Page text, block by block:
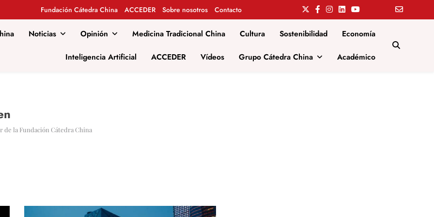
Fundación Cátedra China ACCEDER Sobre nosotros Contacto
Noticias Opinión Medicina Tradicional China Cultura Sostenibilidad Economía
Inteligencia Artificial ACCEDER Vídeos Grupo Cátedra China Académico
la Fundación Cátedra China